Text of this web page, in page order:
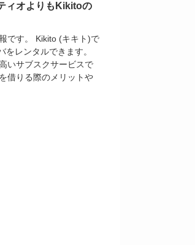
ィオよりもKikitoの
です。 Kikito (キキト)で
レンタルできます。
いサブスクサービスで
借りる際のメリットや